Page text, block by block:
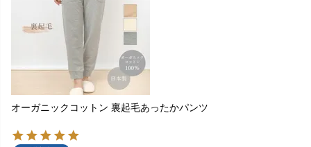
オーガニックコットン 裏起毛あったかパンツ